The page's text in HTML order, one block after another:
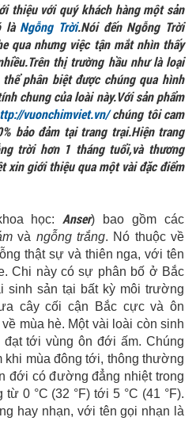
thiệu với quý khách hàng một sản
là Ngỗng Trời.Nói đến Ngỗng Trời
qua nhưng việc tận mắt nhìn thấy
thị trường hầu như là loại
phân biệt được chúng qua hình
chung của loài này.Với sản phẩm
vuonchimviet.vn/ chúng tôi cam
bảo đảm tại trang trại.Hiện trang
trời hơn 1 tháng tuổi,và thương
xin giới thiệu qua một vài đặc điểm
học: Anser) bao gồm các
và ngỗng trắng. Nó thuộc về
thật sự và thiên nga, với tên
Chi này có sự phân bố ở Bắc
sinh sản tại bất kỳ môi trường
cây cối cận Bắc cực và ôn
mùa hè. Một vài loài còn sinh
tới vùng ôn đới ấm. Chúng
khi mùa đông tới, thông thường
đới có đường đẳng nhiệt trong
0 °C (32 °F) tới 5 °C (41 °F).
hay nhạn, với tên gọi nhạn là